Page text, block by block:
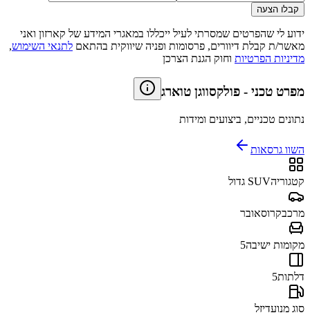
קבלו הצעה
ידוע לי שהפרטים שמסרתי לעיל ייכללו במאגרי המידע של קארזון ואני
מאשר/ת קבלת דיוורים, פרסומות ופניה שיווקית בהתאם לתנאי השימוש,
מדיניות הפרטיות וחוק הגנת הצרכן
מפרט טכני - פולקסווגן טוארג
נתונים טכניים, ביצועים ומידות
השוו גרסאות
קטגוריהSUV גדול
מרכבקרוסאובר
מקומות ישיבה5
דלתות5
סוג מנועדיזל